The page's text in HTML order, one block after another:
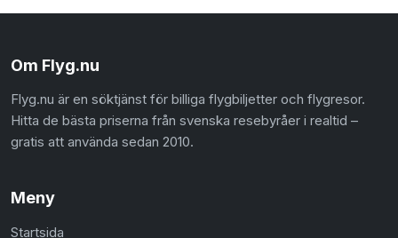
Om Flyg.nu
Flyg.nu är en söktjänst för billiga flygbiljetter och flygresor.
Hitta de bästa priserna från svenska resebyråer i realtid –
gratis att använda sedan 2010.
Meny
Startsida